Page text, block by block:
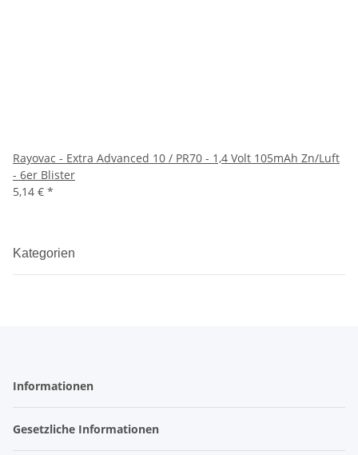
Rayovac - Extra Advanced 10 / PR70 - 1,4 Volt 105mAh Zn/Luft
- 6er Blister
5,14 € *
Kategorien
Informationen
Gesetzliche Informationen